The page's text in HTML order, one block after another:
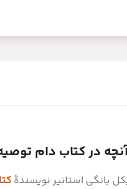
در کتاب دام
بانگی استانیر نویسندۀ